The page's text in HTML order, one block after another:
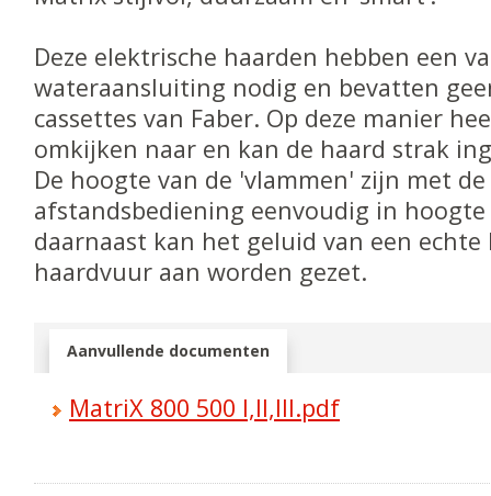
Deze elektrische haarden hebben een
wateraansluiting nodig en bevatten
cassettes van Faber. Op deze manier
omkijken naar en kan de haard strak
De hoogte van de 'vlammen' zijn met
afstandsbediening eenvoudig in
daarnaast kan het geluid van een echte
haardvuur aan worden gezet.
Aanvullende documenten
MatriX 800 500 I,II,III.pdf